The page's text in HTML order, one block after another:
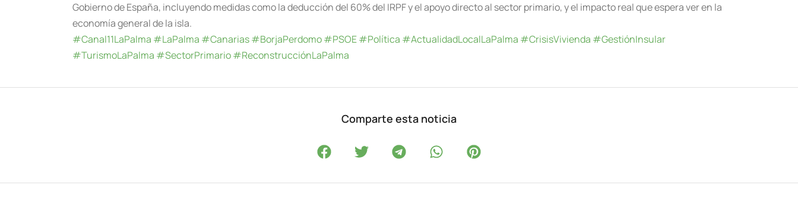
Gobierno de España, incluyendo medidas como la deducción del 60% del IRPF y el apoyo directo al sector primario, y el impacto real que espera ver en la
economía general de la isla.
#Canal11LaPalma #LaPalma #Canarias#BorjaPerdomo#PSOE#Política #ActualidadLocalLaPalma #CrisisVivienda #GestiónInsular
#TurismoLaPalma #SectorPrimario#ReconstrucciónLaPalma
Comparte esta noticia